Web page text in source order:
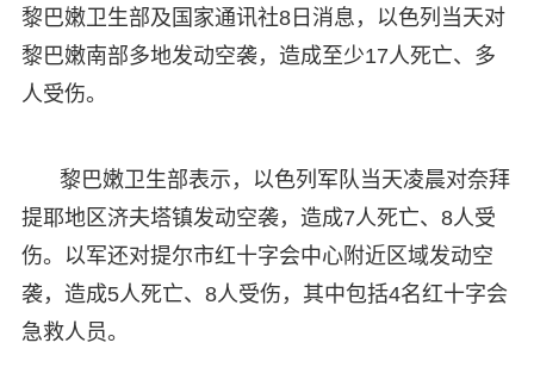
黎巴嫩卫生部及国家通讯社8日消息，以色列当天对
黎巴嫩南部多地发动空袭，造成至少17人死亡、多
人受伤。
黎巴嫩卫生部表示，以色列军队当天凌晨对奈拜
提耶地区济夫塔镇发动空袭，造成7人死亡、8人受
伤。以军还对提尔市红十字会中心附近区域发动空
袭，造成5人死亡、8人受伤，其中包括4名红十字会
急救人员。